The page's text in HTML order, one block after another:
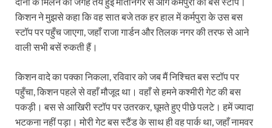
किशन ने मुझसे कहा कि वह सात बजे तक हर हाल में कर्मपुरा के उस बस
स्टॉप पर पहुँच जाएगा, जहाँ राजा गार्डन और तिलक नगर की तरफ से आने
वाली सभी बसें रुकती हैं।
किशन वादे का पक्का निकला, रविवार को जब मैं निश्चित बस स्टॉप पर
पहुँचा, किशन पहले से वहाँ मौजूद था। वहाँ से हमने कश्मीरी गेट की बस
पकड़ी। बस से आखिरी स्टॉप पर उतरकर, घूमते हुए पीछे पलटे। हमें ज्यादा
भटकना नहीं पड़ा। मोरी गेट बस स्टैंड के साथ ही वह पार्क था, जहाँ नामवर